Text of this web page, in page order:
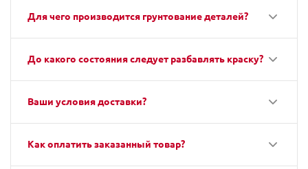
Для чего производится грунтование деталей?
До какого состояния следует разбавлять краску?
Ваши условия доставки?
Как оплатить заказанный товар?